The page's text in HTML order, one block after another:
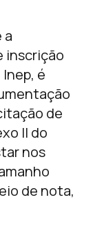
a
inscrição
é
de
II do
nos
de nota,